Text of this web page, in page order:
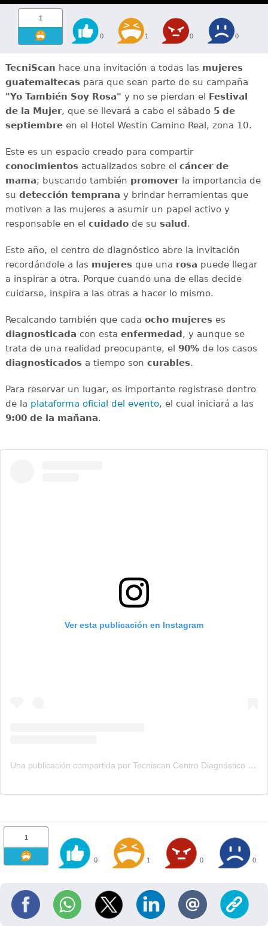
1
0 1 0 0
TecniScan hace una invitación a todas las mujeres
guatemaltecaspara que sean parte de su campaña
"Yo También Soy Rosa" y no se pierdan el Festival
de la Mujer, que se llevará a cabo el sábado5 de
septiembreen el Hotel Westin Camino Real, zona 10.
Este es un espacio creado para compartir
conocimientosactualizados sobre el cáncer de
mama; buscando también promoverla importancia de
su detección temprana y brindar herramientas que
motiven a las mujeres a asumir un papel activo y
responsable en el cuidadode su salud.
Este año, el centro de diagnóstico abre la invitación
recordándole a las mujeresque una rosa puede llegar
a inspirar a otra. Porque cuando una de ellas decide
cuidarse, inspira a las otras a hacer lo mismo.
Recalcando también que cada ocho mujereses
diagnosticada con esta enfermedad, y aunque se
trata de una realidad preocupante, el 90%de los casos
diagnosticadosa tiempo son curables.
Para reservar un lugar, es importante registrase dentro
de la plataforma oficial del evento, el cual iniciará a las
9:00 de la mañana.
Ver esta publicación en Instagram
Una publicación compartida por Tecniscan Centro Diagnóstico (@tecniscan)
1
0 1 0 0